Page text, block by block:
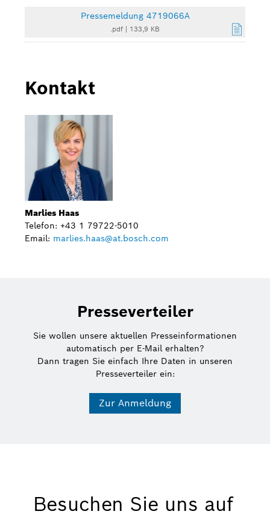
Pressemeldung 4719066A
.pdf | 133,9 KB
Kontakt
Marlies Haas
Telefon: +43 1 79722-5010
Email: marlies.haas@at.bosch.com
Presseverteiler
Sie wollen unsere aktuellen Presseinformationen
automatisch per E-Mail erhalten?
Dann tragen Sie einfach Ihre Daten in unseren
Presseverteiler ein:
Zur Anmeldung
Besuchen Sie uns auf